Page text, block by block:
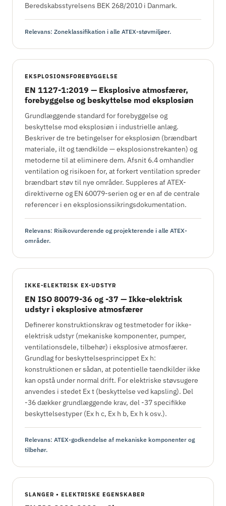
Beredskabsstyrelsens BEK 268/2010 i Danmark.
Relevans: Zoneklassifikation i alle ATEX-støvmiljøer.
EKSPLOSIONSFOREBYGGELSE
EN 1127-1:2019 — Eksplosive atmosfærer,
forebyggelse og beskyttelse mod eksplosiøn
Grundlæggende standard for forebyggelse og
beskyttelse mod eksplosiøn i industrielle anlæg.
Beskriver de tre betingelser for eksplosiøn (brændbart
materiale, ilt og tændkilde — eksplosionstrekanten) og
metoderne til at eliminere dem. Afsnit 6.4 omhandler
ventilation og risikoen for, at forkert ventilation spreder
brændbart støv til nye områder. Suppleres af ATEX-
direktiverne og EN 60079-serien og er en af de centrale
referencer i en eksplosionssikringsdokumentation.
Relevans: Risikovurderende og projekterende i alle ATEX-
områder.
IKKE-ELEKTRISK EX-UDSTYR
EN ISO 80079-36 og -37 — Ikke-elektrisk
udstyr i eksplosive atmosfærer
Definerer konstruktionskrav og testmetoder for ikke-
elektrisk udstyr (mekaniske komponenter, pumper,
ventilationsdele, tilbehør) i eksplosive atmosfærer.
Grundlag for beskyttelsesprincippet Ex h:
konstruktionen er sådan, at potentielle taendkilder ikke
kan opstå under normal drift. For elektriske støvsugere
anvendes i stedet Ex t (beskyttelse ved kapsling). Del
-36 dækker grundlæggende krav, del -37 specifikke
beskyttelsestyper (Ex h c, Ex h b, Ex h k osv.).
Relevans: ATEX-godkendelse af mekaniske komponenter og
tilbehør.
SLANGER • ELEKTRISKE EGENSKABER